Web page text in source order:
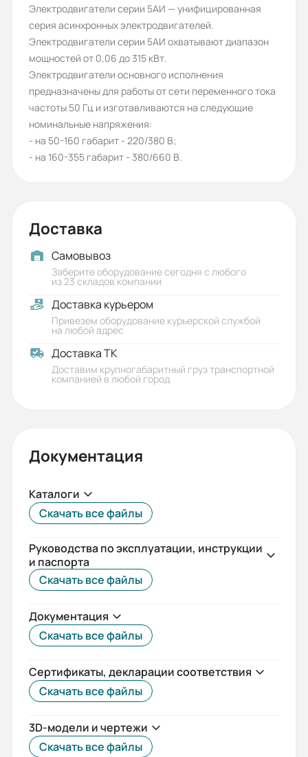
Высота оси вращения (мм):
100
Стандарт:
ГОСТ
Серия:
5АИ
Бренд:
55
Iп/Iн:
Ток статора:
14,72/8,52
Климатическое исполнение:
У1/У2
КПД:
Мп/Мн:
2,3
Длина сердечника статора:
L
2,3
42.3
Электродвигатели серии 5АИ — унифицированная
серия асинхронных электродвигателей.
Электродвигатели серии 5АИ охватывают диапазон
мощностей от 0,06 до 315 кВт.
Электродвигатели основного исполнения
предназначены для работы от сети переменного тока
частоты 50 Гц и изготавливаются на следующие
номинальные напряжения:
- на 50-160 габарит - 220/380 В;
- на 160-355 габарит - 380/660 В.
Доставка
Самовывоз
Заберите оборудование сегодня с любого
из 23 складов компании
Доставка курьером
Привезем оборудование курьерской службой
на любой адрес
Доставка ТК
Доставим крупногабаритный груз транспортной
компанией в любой город
Документация
Каталоги
Скачать все файлы
Руководства по эксплуатации, инструкции
и паспорта
Скачать все файлы
Документация
Скачать все файлы
Сертификаты, декларации соответствия
Скачать все файлы
3D-модели и чертежи
Скачать все файлы